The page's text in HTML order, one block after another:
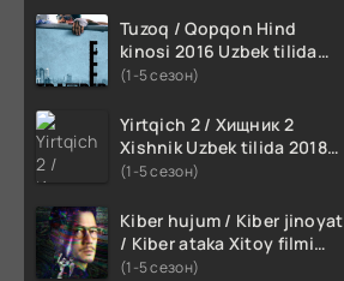
Tuzoq / Qopqon Hind
kinosi 2016 Uzbek tilida
tarjima film HD
(1-5 сезон)
Yirtqich 2 / Хищник 2
Xishnik Uzbek tilida 2018-
2024 O'zbekcha tarjima
(1-5 сезон)
Kiber hujum / Kiber jinoyat
/ Kiber ataka Xitoy filmi
Uzbek tilida O'zbekcha
(1-5 сезон)